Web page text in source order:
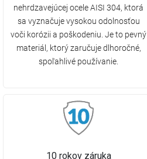
nehrdzavejúcej ocele AISI 304, ktorá
sa vyznačuje vysokou odolnosťou
voči korózii a poškodeniu. Je to pevný
materiál, ktorý zaručuje dlhoročné,
spoľahlivé používanie.
10 rokov záruka